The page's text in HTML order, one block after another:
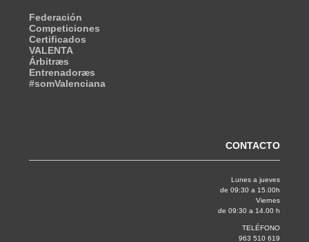
Federación
Competiciones
Certificados
VALENTA
Árbitræs
Entrenadoræs
#somValenciana
CONTACTO
Lunes a jueves
de 09:30 a 15.00h
Viernes
de 09:30 a 14.00 h
TELÉFONO
963 510 619